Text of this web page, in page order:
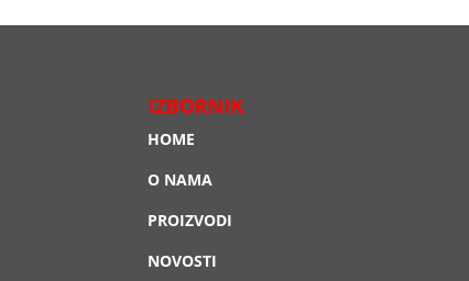
IZBORNIK
HOME
O NAMA
PROIZVODI
NOVOSTI